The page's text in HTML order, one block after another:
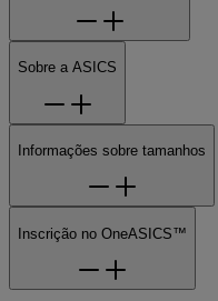
Sobre a ASICS
Informações sobre tamanhos
Inscrição no OneASICS™